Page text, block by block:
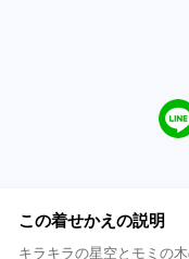
この着せかえの説明
キラキラの星空とモミの